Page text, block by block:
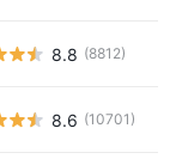
8.8 (8812)
8.6 (10701)